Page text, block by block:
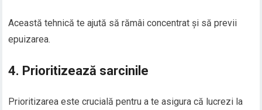
Această tehnică te ajută să rămâi concentrat și să previi
epuizarea.
4. Prioritizează sarcinile
Prioritizarea este crucială pentru a te asigura că lucrezi la